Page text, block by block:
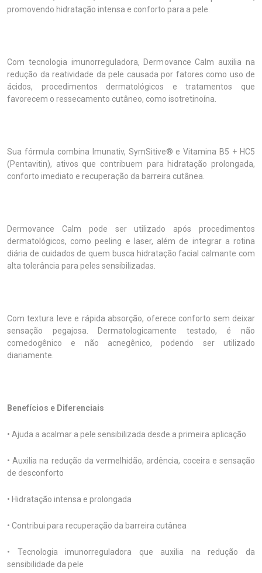
promovendo hidratação intensa e conforto para a pele.
Com tecnologia imunorreguladora, Dermovance Calm auxilia na
redução da reatividade da pele causada por fatores como uso de
ácidos, procedimentos dermatológicos e tratamentos que
favorecem o ressecamento cutâneo, como isotretinoína.
Sua fórmula combina Imunativ, SymSitive® e Vitamina B5 + HC5
(Pentavitin), ativos que contribuem para hidratação prolongada,
conforto imediato e recuperação da barreira cutânea.
Dermovance Calm pode ser utilizado após procedimentos
dermatológicos, como peeling e laser, além de integrar a rotina
diária de cuidados de quem busca hidratação facial calmante com
alta tolerância para peles sensibilizadas.
Com textura leve e rápida absorção, oferece conforto sem deixar
sensação pegajosa. Dermatologicamente testado, é não
comedogênico e não acnegênico, podendo ser utilizado
diariamente.
Benefícios e Diferenciais
• Ajuda a acalmar a pele sensibilizada desde a primeira aplicação
• Auxilia na redução da vermelhidão, ardência, coceira e sensação
de desconforto
• Hidratação intensa e prolongada
• Contribui para recuperação da barreira cutânea
• Tecnologia imunorreguladora que auxilia na redução da
sensibilidade da pele